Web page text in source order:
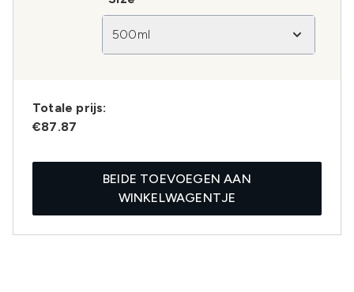
500ml
Totale prijs:
€87.87
BEIDE TOEVOEGEN AAN
WINKELWAGENTJE